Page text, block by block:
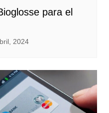
para el
2024